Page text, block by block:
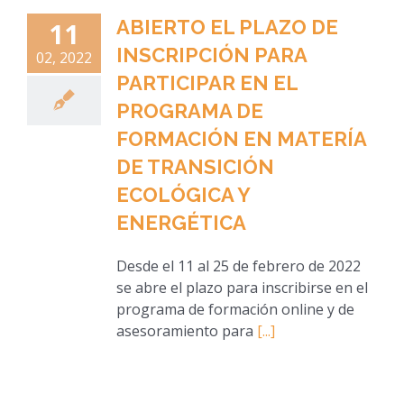
11
02, 2022
ABIERTO EL PLAZO DE
INSCRIPCIÓN PARA
PARTICIPAR EN EL
PROGRAMA DE
FORMACIÓN EN MATERÍA
DE TRANSICIÓN
ECOLÓGICA Y
ENERGÉTICA
Desde el 11 al 25 de febrero de 2022
se abre el plazo para inscribirse en el
programa de formación online y de
asesoramiento para [...]